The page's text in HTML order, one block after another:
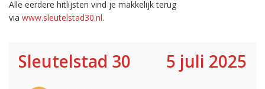
Alle eerdere hitlijsten vind je makkelijk terug
via www.sleutelstad30.nl.
Sleutelstad 30 5 juli 2025